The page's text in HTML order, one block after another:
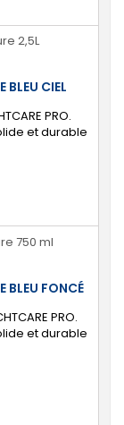
CIEL
PRO.
et durable
acier
[Résistant]
qui
une saison
Permet...
FONCÉ
PRO.
et durable
acier
[Résistant]
qui
une saison
Permet...